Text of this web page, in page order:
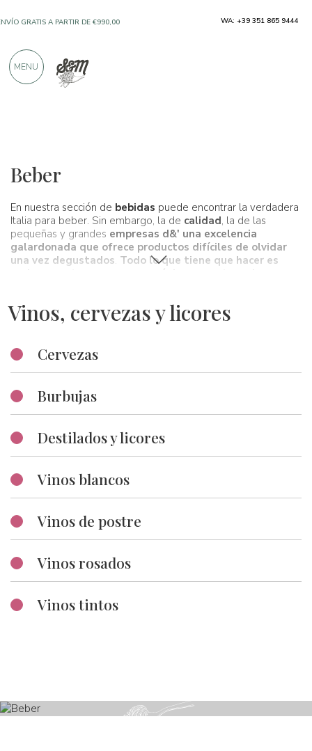
Beber
En nuestra sección de bebidas puede encontrar la verdadera
Italia para beber. Sin embargo, la de calidad, la de las
pequeñas y grandes empresas d&' una excelencia
galardonada que ofrece productos difíciles de olvidar
una vez degustados. Todo lo que tiene que hacer es
espaguetis & Mandolino c&' ¡hay tanta variedad de productos
Vinos, cervezas y licores
Cervezas
Burbujas
Destilados y licores
Vinos blancos
Vinos de postre
Vinos rosados
Vinos tintos
DE 900 CRÍTICAS POSITIVAS
WA: +39 351 865 9444
MENU